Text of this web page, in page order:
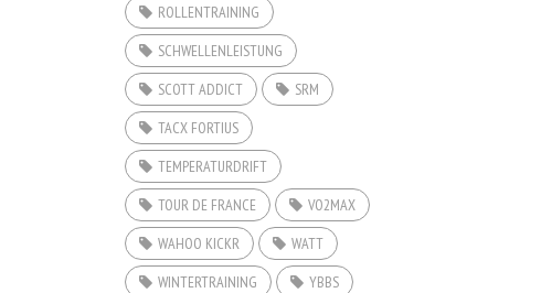
ROLLENTRAINING
SCHWELLENLEISTUNG
SCOTT ADDICT
SRM
TACX FORTIUS
TEMPERATURDRIFT
TOUR DE FRANCE
VO2MAX
WAHOO KICKR
WATT
WINTERTRAINING
YBBS